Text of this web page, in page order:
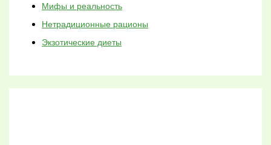
Мифы и реальность
Нетрадиционные рационы
Экзотические диеты